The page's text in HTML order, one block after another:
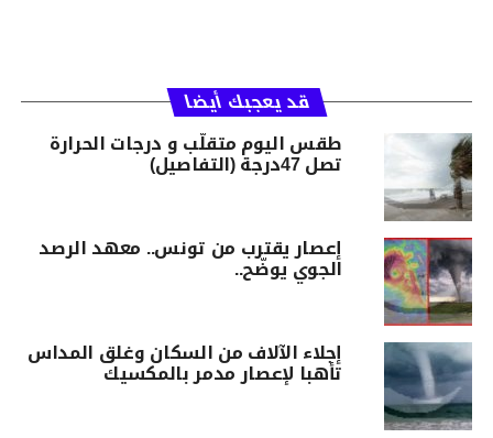
قد يعجبك أيضا
طقس اليوم متقلّب و درجات الحرارة
تصل 47درجة (التفاصيل)
إعصار يقترب من تونس.. معهد الرصد
الجوي يوضّح..
إجلاء الآلاف من السكان وغلق المداس
تأهبا لإعصار مدمر بالمكسيك